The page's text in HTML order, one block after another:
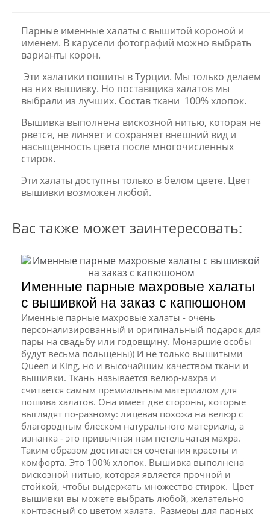
Парные именные халаты с вышитой короной и
именем. В карусели фотографий можно выбрать
варианты корон.
Эти халатики пошиты в Турции. Мы только делаем
на них вышивку. Но поставщика халатов мы
выбрали из лучших. Состав ткани 100% хлопок.
Вышивка выполнена вискозной нитью, которая не
рвется, не линяет и сохраняет внешний вид и
насыщенность цвета после многочисленных
стирок.
Эти халаты доступны только в белом цвете. Цвет
вышивки возможен любой.
Вас также может заинтересовать:
Именные парные махровые халаты
с вышивкой на заказ с капюшоном
Именные парные махровые халаты - очень
персонализированный и оригинальный подарок для
пары на свадьбу или годовщину. Монаршие особы
будут весьма польщены)) И не только вышитыми
Queen и King, но и высочайшим качеством ткани и
вышивки. Ткань называется велюр-махра и
считается самым премиальным материалом для
пошива халатов. Она имеет две стороны, которые
выглядят по-разному: лицевая похожа на велюр с
благородным блеском натурального материала, а
изнанка - это привычная нам петельчатая махра.
Таким образом достигается сочетания красоты и
комфорта. Это 100% хлопок. Вышивка выполнена
вискозной нитью, которая является прочной и
стойкой, чтобы выдержать множество стирок. Цвет
вышивки вы можете выбрать любой, желательно
контрасный со цветом халата. Размеры для парных